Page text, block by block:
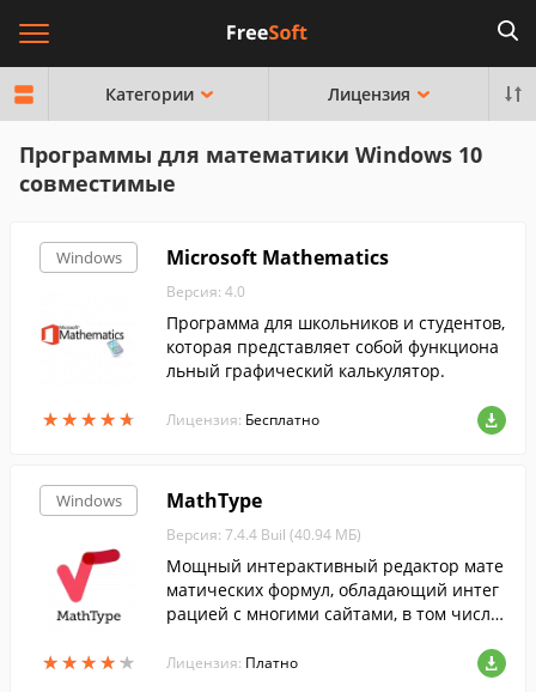
Категории Лицензия
Программы для математики Windows 10
совместимые
Windows
★★★★★
★★★★★
Microsoft Mathematics
Версия: 4.0
Программа для школьников и студентов,
которая представляет собой функциона
льный графический калькулятор.
Лицензия: Бесплатно
Windows
★★★★★
★★★★★
MathType
Версия: 7.4.4 Buil (40.94 МБ)
Мощный интерактивный редактор мате
матических формул, обладающий интег
рацией с многими сайтами, в том числе
Design, GMail, Evernote и проч.
Лицензия: Платно